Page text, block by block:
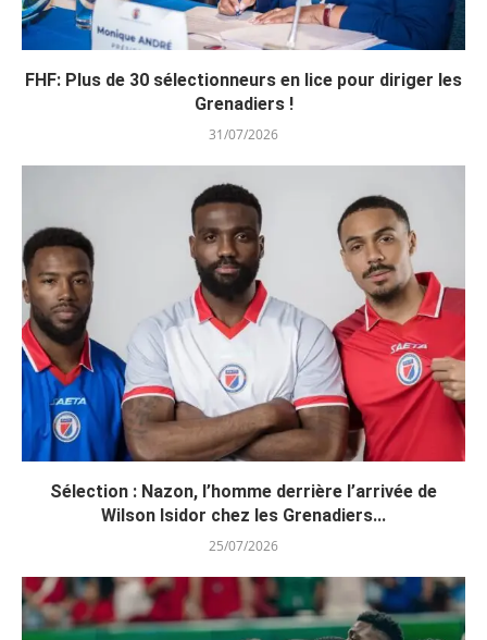
FHF: Plus de 30 sélectionneurs en lice pour diriger les
Grenadiers !
31/07/2026
Sélection : Nazon, l’homme derrière l’arrivée de
Wilson Isidor chez les Grenadiers...
25/07/2026